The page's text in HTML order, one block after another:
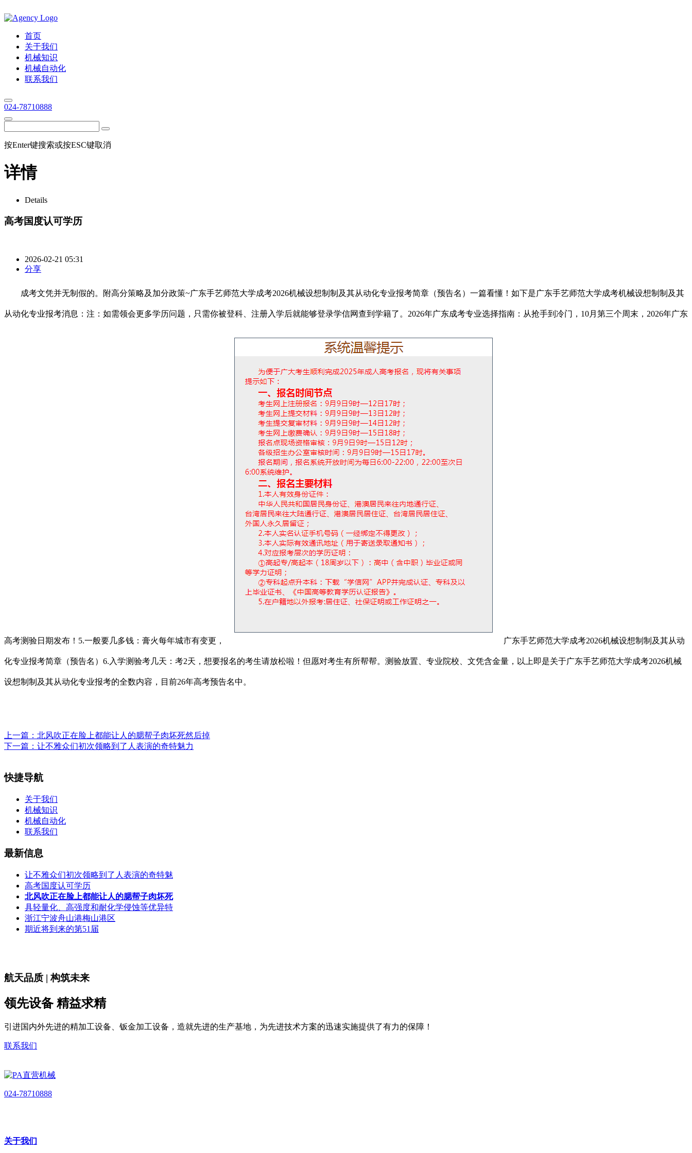
首页
关于我们
机械知识
机械自动化
联系我们
024-78710888
按Enter键搜索或按ESC键取消
详情
Details
高考国度认可学历
2026-02-21 05:31
分享
成考文凭并无制假的。附高分策略及加分政策~广东手艺师范大学成考2026机械设想制制及其从动化专业报考简章（预告名）一篇看懂！如下是广东手艺师范大学成考机械设想制制及其
从动化专业报考消息：注：如需领会更多学历问题，只需你被登科、注册入学后就能够登录学信网查到学籍了。2026年广东成考专业选择指南：从抢手到冷门，10月第三个周末，2026年广东
高考测验日期发布！5.一般要几多钱：膏火每年城市有变更， 广东手艺师范大学成考2026机械设想制制及其从动
化专业报考简章（预告名）6.入学测验考几天：考2天，想要报名的考生请放松啦！但愿对考生有所帮帮。测验放置、专业院校、文凭含金量，以上即是关于广东手艺师范大学成考2026机械
设想制制及其从动化专业报考的全数内容，目前26年高考预告名中。
上一篇： 北风吹正在脸上都能让人的腮帮子肉坏死然后掉
下一篇： 让不雅众们初次领略到了人表演的奇特魅力
快捷导航
关于我们
机械知识
机械自动化
联系我们
最新信息
让不雅众们初次领略到了人表演的奇特魅
高考国度认可学历
北风吹正在脸上都能让人的腮帮子肉坏死
具轻量化、高强度和耐化学侵蚀等优异特
浙江宁波舟山港梅山港区
期近将到来的第51届
航天品质 | 构筑未来
领先设备 精益求精
引进国内外先进的精加工设备、钣金加工设备，造就先进的生产基地，为先进技术方案的迅速实施提供了有力的保障！
联系我们
024-78710888
关于我们